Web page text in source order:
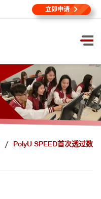
打
立即申请
PolyU SPEED首次透过数